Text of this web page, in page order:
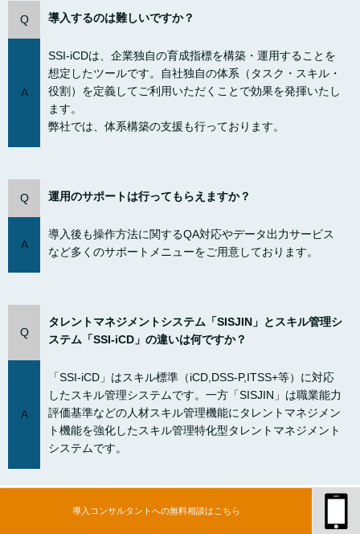
導入コンサルタントへの無料相談はこちら
Q 導入するのは難しいですか？
A
SSI-iCDは、企業独自の育成指標を構築・運用することを
想定したツールです。自社独自の体系（タスク・スキル・
役割）を定義してご利用いただくことで効果を発揮いたし
ます。
弊社では、体系構築の支援も行っております。
Q 運用のサポートは行ってもらえますか？
A
導入後も操作方法に関するQA対応やデータ出力サービス
など多くのサポートメニューをご用意しております。
Q
タレントマネジメントシステム「SISJIN」とスキル管理シ
ステム「SSI-iCD」の違いは何ですか？
A
「SSI-iCD」はスキル標準（iCD,DSS-P,ITSS+等）に対応
したスキル管理システムです。一方「SISJIN」は職業能力
評価基準などの人材スキル管理機能にタレントマネジメン
ト機能を強化したスキル管理特化型タレントマネジメント
システムです。
導入の流れ：スムーズな導入ステップをご紹介